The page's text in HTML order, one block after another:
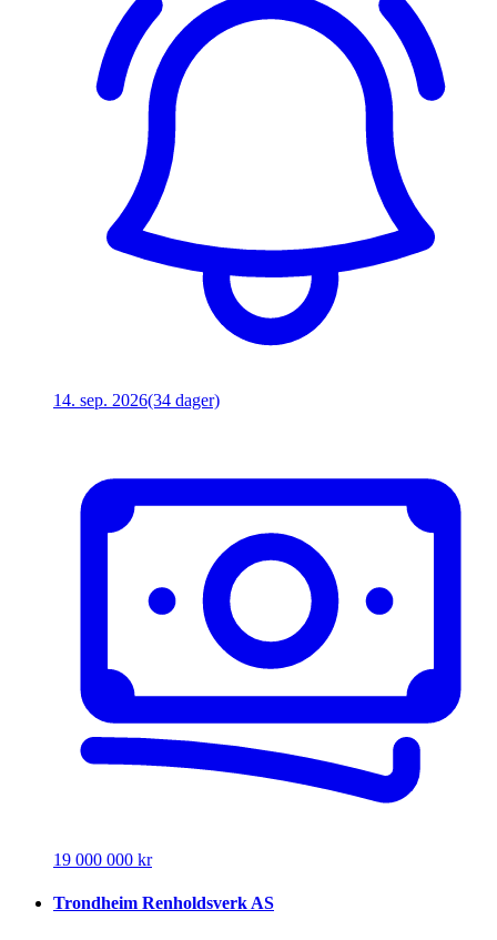
14. sep. 2026(34 dager)
19 000 000 kr
Trondheim Renholdsverk AS